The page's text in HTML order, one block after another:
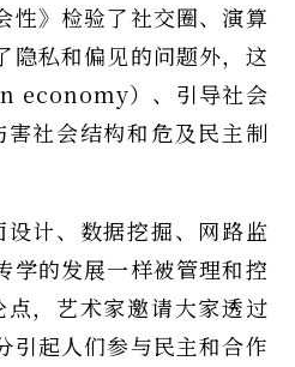
性》检验了社交圈、演算
隐私和偏见的问题外，这
economy）、引导社会
社会结构和危及民主制
计、数据挖掘、网路监
学的发展一样被管理和控
，艺术家邀请大家透过
引起人们参与民主和合作